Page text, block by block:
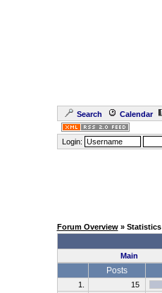
Search Calendar
Login:
Forum Overview» Statistics
Main
Posts
1. 15